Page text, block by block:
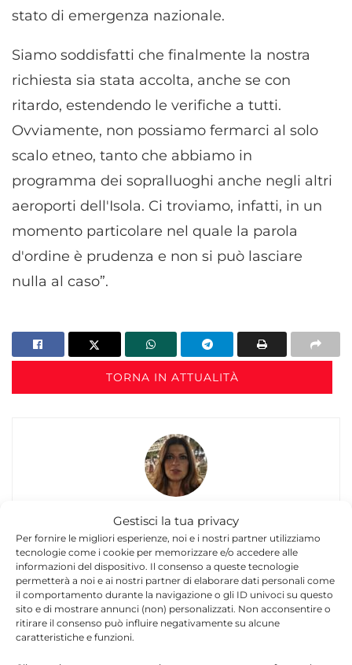
Gestisci la tua privacy
Per fornire le migliori esperienze, noi e i nostri partner utilizziamo
tecnologie come i cookie per memorizzare e/o accedere alle
informazioni del dispositivo. Il consenso a queste tecnologie
permetterà a noi e ai nostri partner di elaborare dati personali come
il comportamento durante la navigazione o gli ID univoci su questo
sito e di mostrare annunci (non) personalizzati. Non acconsentire o
ritirare il consenso può influire negativamente su alcune
caratteristiche e funzioni.
stato di emergenza nazionale.
Siamo soddisfatti che finalmente la nostra
richiesta sia stata accolta, anche se con
ritardo, estendendo le verifiche a tutti.
Ovviamente, non possiamo fermarci al solo
scalo etneo, tanto che abbiamo in
programma dei sopralluoghi anche negli altri
aeroporti dell'Isola. Ci troviamo, infatti, in un
momento particolare nel quale la parola
d'ordine è prudenza e non si può lasciare
nulla al caso”.
TORNA IN ATTUALITÀ
Felicia Rinzo
Felicia Rinzo è giornalista e blogger con oltre 15
anni di esperienza nel panorama dell’informazione
siciliana. Ha collaborato con importanti testate
regionali, tra cui Giornale di Sicilia,
igiornalidisicilia.it e Giornale di Siracusa.
Fondatrice di quotidianosiracusa.it nel 2013, dal